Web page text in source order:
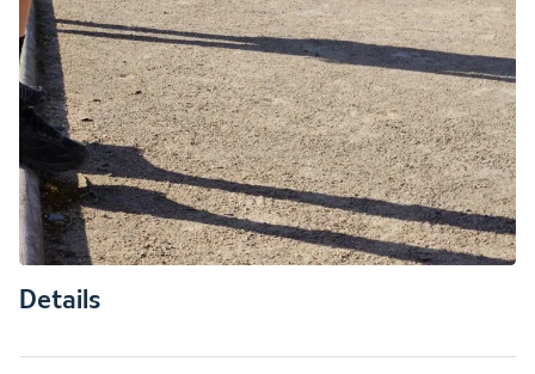
Details